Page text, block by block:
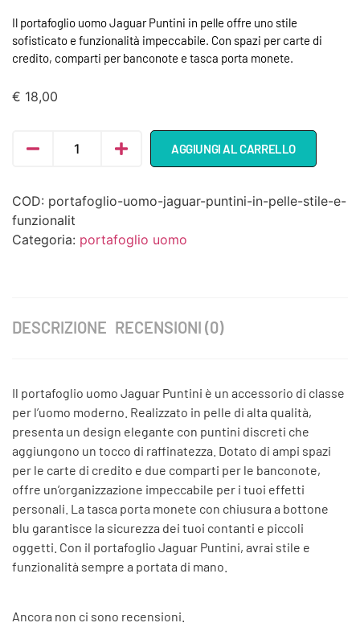
Il portafoglio uomo Jaguar Puntini in pelle offre uno stile
sofisticato e funzionalità impeccabile. Con spazi per carte di
credito, comparti per banconote e tasca porta monete.
€ 18,00
AGGIUNGI AL CARRELLO
COD: portafoglio-uomo-jaguar-puntini-in-pelle-stile-e-
funzionalit
Categoria: portafoglio uomo
DESCRIZIONE RECENSIONI (0)
Il portafoglio uomo Jaguar Puntini è un accessorio di classe
per l’uomo moderno. Realizzato in pelle di alta qualità,
presenta un design elegante con puntini discreti che
aggiungono un tocco di raffinatezza. Dotato di ampi spazi
per le carte di credito e due comparti per le banconote,
offre un’organizzazione impeccabile per i tuoi effetti
personali. La tasca porta monete con chiusura a bottone
blu garantisce la sicurezza dei tuoi contanti e piccoli
oggetti. Con il portafoglio Jaguar Puntini, avrai stile e
funzionalità sempre a portata di mano.
Ancora non ci sono recensioni.